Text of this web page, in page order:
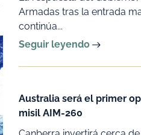
Armadas tras la entrada
continúa...
Seguir leyendo
Australia será el primer
misil AIM-260